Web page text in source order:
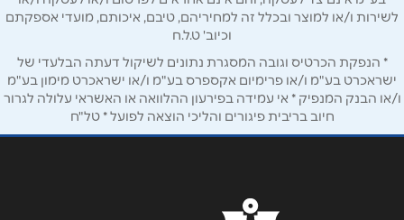
אימייל*
נושא*
אנא חזרו אלי בקשר ל...
לשירות ו/או למוצר ובכלל זה למחיריהם, טיבם, איכותם, מועדי אספקתם
וכיוב' ט.ל.ח
* הנפקת הכרטיס וגובה המסגרת נתונים לשיקול דעתה הבלעדי של
ישראכרט בע"מ ו/או פרימיום אקספרס בע"מ ו/או ישראכרט מימון בע"מ
ו/או הבנק המנפיק * אי עמידה בפירעון ההלוואה או האשראי עלולה לגרור
חיוב בריבית פיגורים והליכי הוצאה לפועל * טל"ח